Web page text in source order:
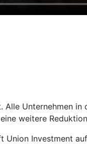
Unternehmen
weitere
Investment